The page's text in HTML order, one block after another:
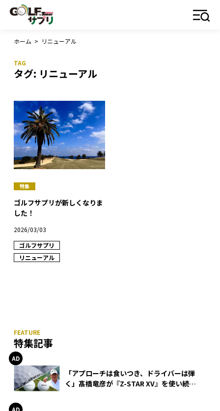
ホーム > リニューアル
タグ: リニューアル
特集
ゴルフサプリが新しくなりま
した！
2026/03/03
ゴルフサプリ
リニューアル
特集記事
「アプローチは食いつき、ドライバーは弾
く」髙橋竜彦が『Z-STAR XV』を使い続け